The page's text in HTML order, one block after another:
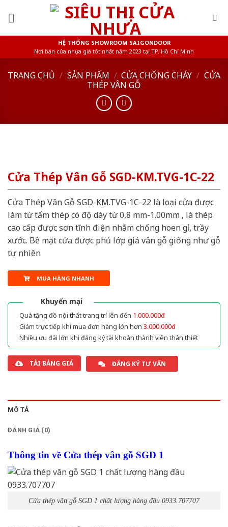
HỆ THỐNG SHOWROOM SAIGONDOOR
Nơi bán cửa nhựa giá tốt nhất năm 2023 tại TP. Hồ Chí Minh
TRANG CHỦ / SẢN PHẨM / CỬA CHỐNG CHÁY / CỬA
THÉP VÂN GỖ
Cửa Thép Vân Gỗ SGD-KM.TVG-1C-22
Cửa Thép Vân Gỗ SGD-KM.TVG-1C-22 là loại cửa được
làm từ tấm thép có độ dày từ 0,8 mm-1.00mm , là thép
cao cấp được sơn tĩnh điện nhằm chống hoen gỉ, trầy
xước. Bề mặt cửa được phủ lớp giả vân gỗ giống như gỗ
tự nhiên
MUA HÀNG NHANH
Khuyến mại
Quà tặng đồ nội thất trang trí lên đến 1.000.000đ
Giảm trực tiếp khi mua đơn hàng lớn hơn 3.000.000đ
Nhiều ưu đãi lớn khi đăng ký tài khoản thành viên thân thiết
TẢI BẢNG GIÁ ĐĂNG KÝ TƯ VẤN
MÔ TẢ
ĐÁNH GIÁ (0)
Thông tin về Cửa thép vân gỗ SGD 1
Cửa thép vân gỗ SGD 1 chất lượng hàng đầu 0933.707707